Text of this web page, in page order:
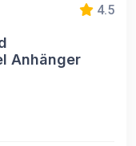
4.5
Anhänger